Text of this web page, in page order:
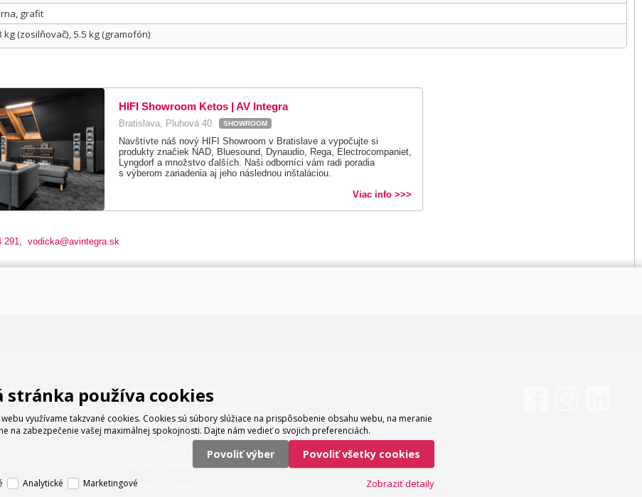
grafit
kg (zosilňovač), 5.5 kg (gramofón)
HIFI Showroom Ketos | AV Integra
Bratislava, Pluhová 40 SHOWROOM
Navštívte náš nový HIFI Showroom v Bratislave a vypočujte si
produkty značiek NAD, Bluesound, Dynaudio, Rega, Electrocompaniet,
Lyngdorf a množstvo ďalších. Naši odborníci vám radi poradia
s výberom zariadenia aj jeho následnou inštaláciou.
Viac info >>>
291, vodicka@avintegra.sk
Ako nakupovať
Možnosti platby
Obchodné podmienky
Nastavenie cookies
stránka používa cookies
využívame takzvané cookies. Cookies sú súbory slúžiace na prispôsobenie obsahu webu, na meranie
na zabezpečenie vašej maximálnej spokojnosti. Dajte nám vedieť o svojich preferenciách.
Povoliť výber Povoliť všetky cookies
Analytické Marketingové Zobraziť detaily